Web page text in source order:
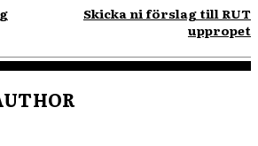
Skicka ni förslag till RUT
uppropet